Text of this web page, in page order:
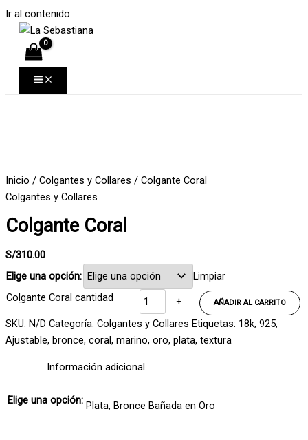
Ir al contenido
Inicio / Colgantes y Collares / Colgante Coral
Colgantes y Collares
Colgante Coral
S/310.00
Elige una opción:
Limpiar
-
Colgante Coral cantidad + AÑADIR AL CARRITO
SKU: N/D Categoría: Colgantes y Collares Etiquetas: 18k, 925,
Ajustable, bronce, coral, marino, oro, plata, textura
Información adicional
Elige una opción: Plata, Bronce Bañada en Oro